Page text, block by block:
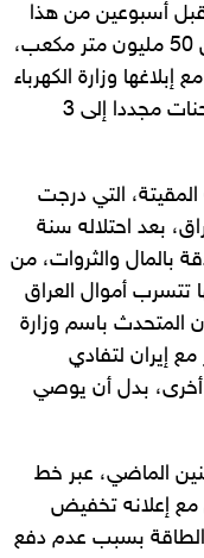
قبل أسبوعين من هذا
الإعلان، لتصبح 5 ملايين متر مكعب من 50 مليون متر مكعب،
وزارة الكهرباء
في العراق، رسميا، بعزمها تقليص الشحنات مجددا إلى 3
التي درجت
بعد احتلاله سنة
بالمال والثروات، من
تتسرب أموال العراق
المتحدث باسم وزارة
إيران لتفادي
أخرى، بدل أن يوصي
الماضي، عبر خط
بالتزامن مع إعلانه تخفيض
الطاقة بسبب عدم دفع